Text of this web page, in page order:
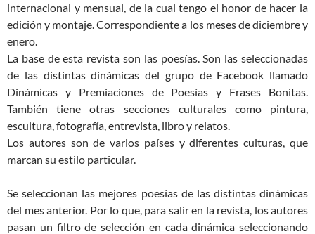
internacional y mensual, de la cual tengo el honor de hacer la
edición y montaje. Correspondiente a los meses de diciembre y
enero.
La base de esta revista son las poesías. Son las seleccionadas
de las distintas dinámicas del grupo de Facebook llamado
Dinámicas y Premiaciones de Poesías y Frases Bonitas.
También tiene otras secciones culturales como pintura,
escultura, fotografía, entrevista, libro y relatos.
Los autores son de varios países y diferentes culturas, que
marcan su estilo particular.
Se seleccionan las mejores poesías de las distintas dinámicas
del mes anterior. Por lo que, para salir en la revista, los autores
pasan un filtro de selección en cada dinámica seleccionando